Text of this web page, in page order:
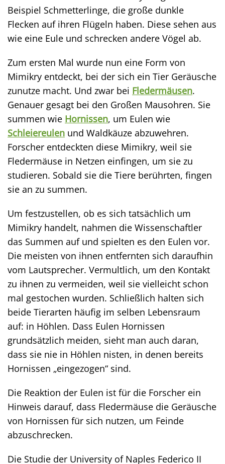
Beispiel Schmetterlinge, die große dunkle
Flecken auf ihren Flügeln haben. Diese sehen aus
wie eine Eule und schrecken andere Vögel ab.
Zum ersten Mal wurde nun eine Form von
Mimikry entdeckt, bei der sich ein Tier Geräusche
zunutze macht. Und zwar bei Fledermäusen.
Genauer gesagt bei den Großen Mausohren. Sie
summen wie Hornissen, um Eulen wie
Schleiereulen und Waldkäuze abzuwehren.
Forscher entdeckten diese Mimikry, weil sie
Fledermäuse in Netzen einfingen, um sie zu
studieren. Sobald sie die Tiere berührten, fingen
sie an zu summen.
Um festzustellen, ob es sich tatsächlich um
Mimikry handelt, nahmen die Wissenschaftler
das Summen auf und spielten es den Eulen vor.
Die meisten von ihnen entfernten sich daraufhin
vom Lautsprecher. Vermultlich, um den Kontakt
zu ihnen zu vermeiden, weil sie vielleicht schon
mal gestochen wurden. Schließlich halten sich
beide Tierarten häufig im selben Lebensraum
auf: in Höhlen. Dass Eulen Hornissen
grundsätzlich meiden, sieht man auch daran,
dass sie nie in Höhlen nisten, in denen bereits
Hornissen „eingezogen“ sind.
Die Reaktion der Eulen ist für die Forscher ein
Hinweis darauf, dass Fledermäuse die Geräusche
von Hornissen für sich nutzen, um Feinde
abzuschrecken.
Die Studie der University of Naples Federico II